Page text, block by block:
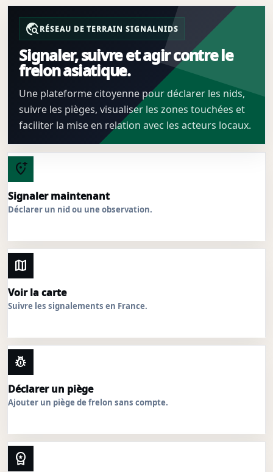
travel_exploreRÉSEAU DE TERRAIN SIGNALNIDS
Signaler, suivre et agir contre le
frelon asiatique.
Une plateforme citoyenne pour déclarer les nids,
suivre les pièges, visualiser les zones touchées et
faciliter la mise en relation avec les acteurs locaux.
add_location_alt
Signaler maintenant
Déclarer un nid ou une observation.
map
Voir la carte
Suivre les signalements en France.
pest_control
Déclarer un piège
Ajouter un piège de frelon sans compte.
workspace_premium